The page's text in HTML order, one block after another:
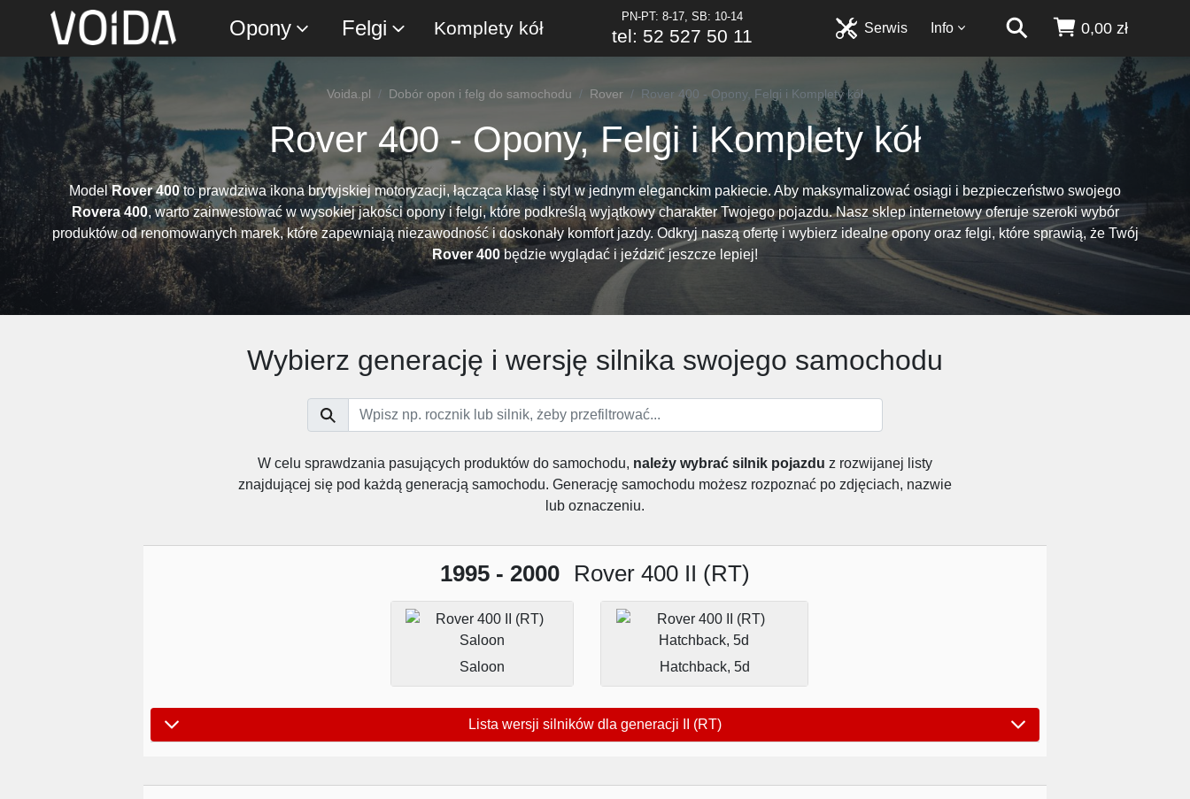
Opony Felgi Komplety kół
PN-PT: 8-17, SB: 10-14
tel: 52 527 50 11 0,00 zł
Info
Serwis
Voida.pl Dobór opon i felg do samochodu Rover Rover 400 - Opony, Felgi i Komplety kół
Rover 400 - Opony, Felgi i Komplety kół
ModelRover 400to prawdziwa ikona brytyjskiej motoryzacji, łącząca klasę i styl w jednym eleganckim pakiecie. Aby maksymalizować osiągi i bezpieczeństwo swojego
Rovera 400, warto zainwestować w wysokiej jakości opony i felgi, które podkreślą wyjątkowy charakter Twojego pojazdu. Nasz sklep internetowy oferuje szeroki wybór
produktów od renomowanych marek, które zapewniają niezawodność i doskonały komfort jazdy. Odkryj naszą ofertę i wybierz idealne opony oraz felgi, które sprawią, że Twój
Rover 400będzie wyglądać i jeździć jeszcze lepiej!
Wybierz generację i wersję silnika swojego samochodu
W celu sprawdzania pasujących produktów do samochodu, należy wybrać silnik pojazdu z rozwijanej listy
znajdującej się pod każdą generacją samochodu. Generację samochodu możesz rozpoznać po zdjęciach, nazwie
lub oznaczeniu.
1995 - 2000 Rover 400 II (RT)
Saloon Hatchback, 5d
Lista wersji silników dla generacji II (RT)